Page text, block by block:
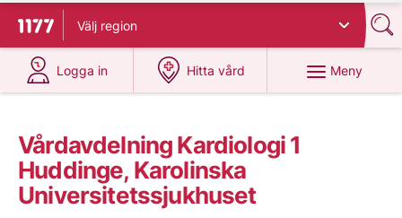
Till startsidan för 1177
Välj region
Logga in
på 1177.se
Hitta vård
på 1177.se
Meny
Vårdavdelning Kardiologi 1
Huddinge, Karolinska
Universitetssjukhuset